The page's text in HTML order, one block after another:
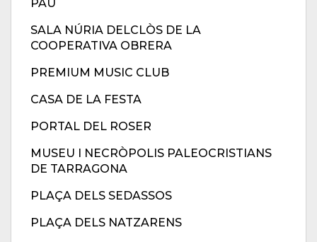
PAU
SALA NÚRIA DELCLÒS DE LA
COOPERATIVA OBRERA
PREMIUM MUSIC CLUB
CASA DE LA FESTA
PORTAL DEL ROSER
MUSEU I NECRÒPOLIS PALEOCRISTIANS
DE TARRAGONA
PLAÇA DELS SEDASSOS
PLAÇA DELS NATZARENS